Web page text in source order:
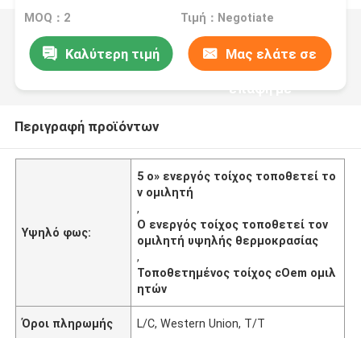
PA ενισχυτής ομιλητών
MOQ：2 Τιμή：Negotiate
Καλύτερη τιμή Μας ελάτε σε
επαφή με
Περιγραφή προϊόντων
Υψηλό φως:
5 ο» ενεργός τοίχος τοποθετεί το
ν ομιλητή
,
Ο ενεργός τοίχος τοποθετεί τον
ομιλητή υψηλής θερμοκρασίας
,
Τοποθετημένος τοίχος cOem ομιλ
ητών
Όροι πληρωμής L/C, Western Union, T/T